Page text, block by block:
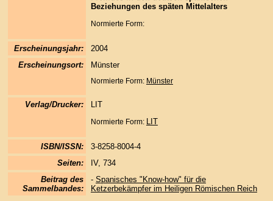
Beziehungen des späten Mittelalters
Normierte Form:
Erscheinungsjahr:
2004
Erscheinungsort:
Münster
Normierte Form: Münster
Verlag/Drucker: LIT
Normierte Form: LIT
ISBN/ISSN:
3-8258-8004-4
Seiten:
IV, 734
Beitrag des
Sammelbandes:
- Spanisches "Know-how" für die
Ketzerbekämpfer im Heiligen Römischen Reich